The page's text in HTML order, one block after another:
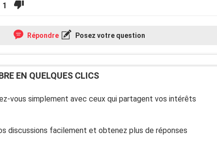
1
Répondre Posez votre question
EN QUELQUES CLICS
vous simplement avec ceux qui partagent vos intérêts
discussions facilement et obtenez plus de réponses